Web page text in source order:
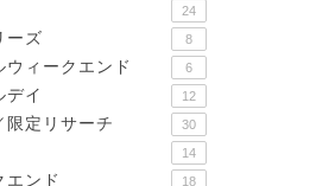
24
ーズ 8
ウィークエンド 6
デイ 12
限定リサーチ 30
14
エンド 18